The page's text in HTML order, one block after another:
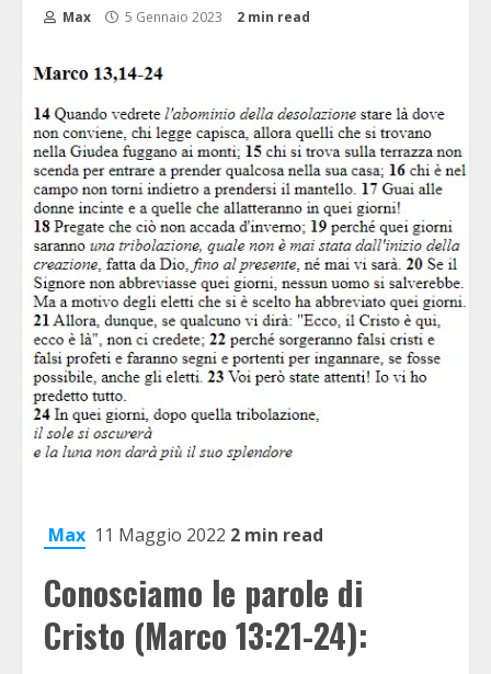
Max 5 Gennaio 2023 2 min read
Max 11 Maggio 2022 2 min read
Conosciamo le parole di
Cristo (Marco 13:21-24):